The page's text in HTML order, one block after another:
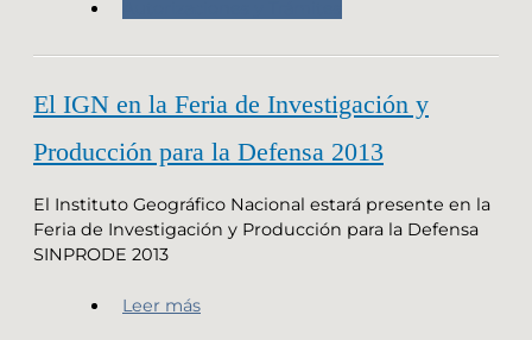
El IGN en la Feria de Investigación y
Producción para la Defensa 2013
El Instituto Geográfico Nacional estará presente en la
Feria de Investigación y Producción para la Defensa
SINPRODE 2013
Leer más